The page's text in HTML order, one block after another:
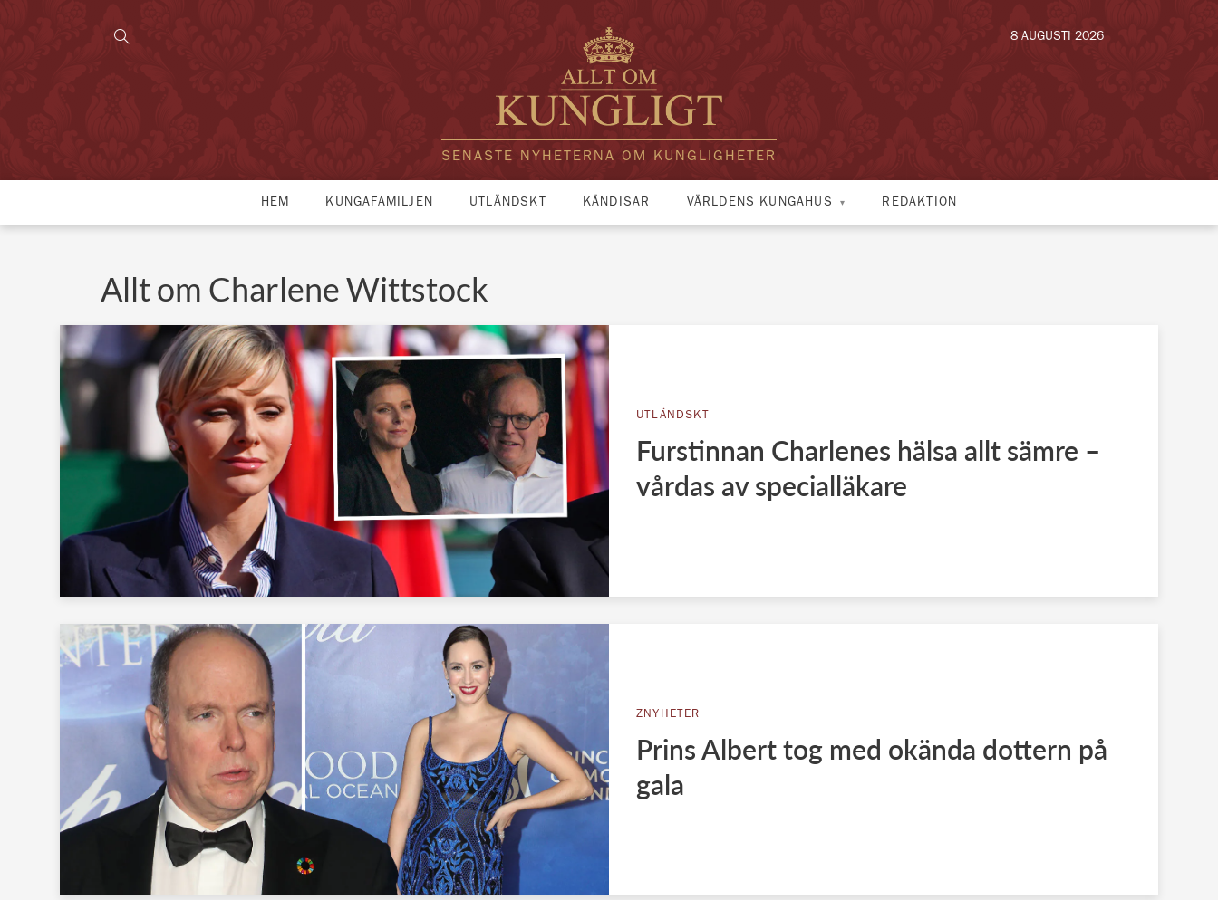
SENASTE NYHETERNA OM KUNGLIGHETER
8 AUGUSTI 2026
HEM KUNGAFAMILJEN UTLÄNDSKT KÄNDISAR VÄRLDENS KUNGAHUS REDAKTION
Allt om Charlene Wittstock
UTLÄNDSKT
Furstinnan Charlenes hälsa allt sämre –
vårdas av specialläkare
ZNYHETER
Prins Albert tog med okända dottern på
gala